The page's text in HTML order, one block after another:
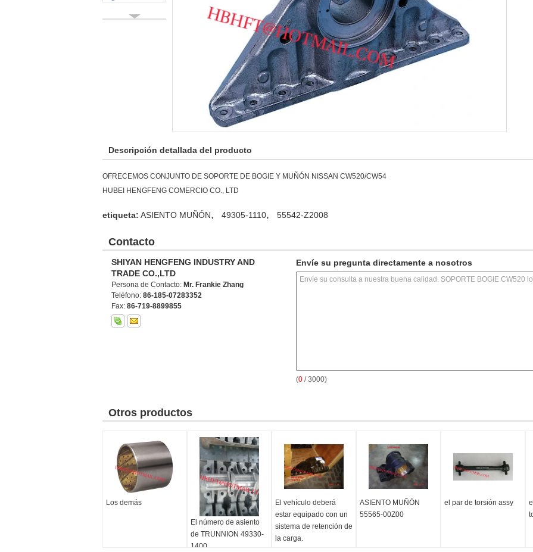
Descripción detallada del producto
OFRECEMOS CONJUNTO DE SOPORTE DE BOGIE Y MUÑÓN NISSAN CW520/CW54
HUBEI HENGFENG COMERCIO CO., LTD
etiqueta: ASIENTO MUÑÓN, 49305-1110, 55542-Z2008
Contacto
SHIYAN HENGFENG INDUSTRY AND
TRADE CO.,LTD
Persona de Contacto: Mr. Frankie Zhang
Teléfono: 86-185-07283352
Fax: 86-719-8899855
Envíe su pregunta directamente a nosotros
(0 / 3000)
Otros productos
Los demás
El número de asiento
de TRUNNION 49330-
1400
El vehículo deberá
estar equipado con un
sistema de retención de
la carga.
ASIENTO MUÑÓN
55565-00Z00
el par de torsión assy